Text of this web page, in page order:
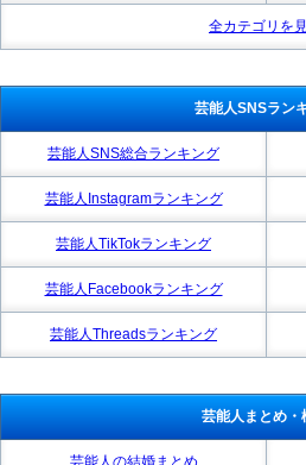
全カテゴリを
芸能人SNSラン
芸能人SNS総合ランキング
芸能人Instagramランキング
芸能人TikTokランキング
芸能人Facebookランキング
芸能人Threadsランキング
芸能人まとめ・
芸能人の結婚まとめ